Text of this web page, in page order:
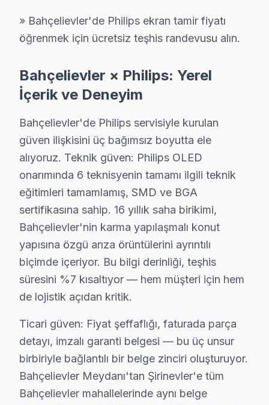
Bahçelievler'den gelen Philips panel arızalarında en
2.
Güç Sorunları (Güç Kartı Arızası) : Bazı
3. Yazılım Problemleri : Televizyonun açılmasına
5.Anakart Arızaları: Bazı modellerde, kullanım
Bahçelievler'deki kullanıcıların Philips
Bahçelievler'den Philips Müşteri Hikayeleri
Bahçelievler'de Philips TV Servisi
Bahçelievler mahallesi, yeni binaları ve elektrik
Cumhuriyet'te Philips TV Servisi
Cumhuriyet mahallesinde, eski yapıların yanı sıra
Fevzi Çakmak mahallesinde, belirli arızalar sıkça
Hürriyet'te Philips TV Servisi
Hürriyet mahallesi, çoğunlukla orta yaşlı binalardan
» Bahçelievler'de Philips ekran tamir fiyatı
öğrenmek için ücretsiz teşhis randevusu alın.
Bahçelievler × Philips: Yerel
İçerik ve Deneyim
Bahçelievler'de Philips servisiyle kurulan
güven ilişkisini üç bağımsız boyutta ele
alıyoruz. Teknik güven: Philips OLED
onarımında 6 teknisyenin tamamı ilgili teknik
eğitimleri tamamlamış, SMD ve BGA
sertifikasına sahip. 16 yıllık saha birikimi,
Bahçelievler'nin karma yapılaşmalı konut
yapısına özgü arıza örüntülerini ayrıntılı
biçimde içeriyor. Bu bilgi derinliği, teşhis
süresini %7 kısaltıyor — hem müşteri için hem
de lojistik açıdan kritik.
Ticari güven: Fiyat şeffaflığı, faturada parça
detayı, imzalı garanti belgesi — bu üç unsur
birbiriyle bağlantılı bir belge zinciri oluşturuyor.
Bahçelievler Meydanı'tan Şirinevler'e tüm
Bahçelievler mahallelerinde aynı belge